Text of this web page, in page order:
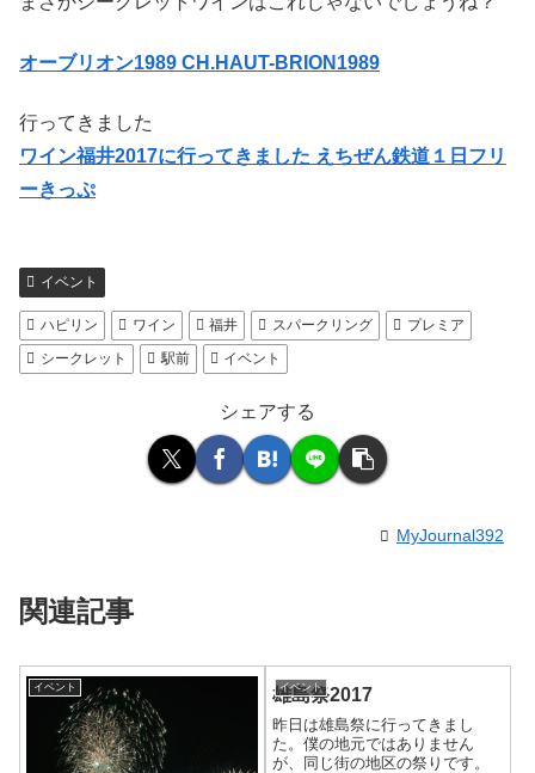
オーブリオン1989 CH.HAUT-BRION1989
行ってきました
ワイン福井2017に行ってきました えちぜん鉄道１日フリ
ーきっぷ
イベント
ハピリン ワイン 福井 スパークリング
プレミア
シークレット
駅前 イベント
シェアする
MyJournal392
関連記事
イベント イベント
雄島祭2017
昨日は雄島祭に行ってきまし
た。僕の地元ではありません
が、同じ街の地区の祭りです。